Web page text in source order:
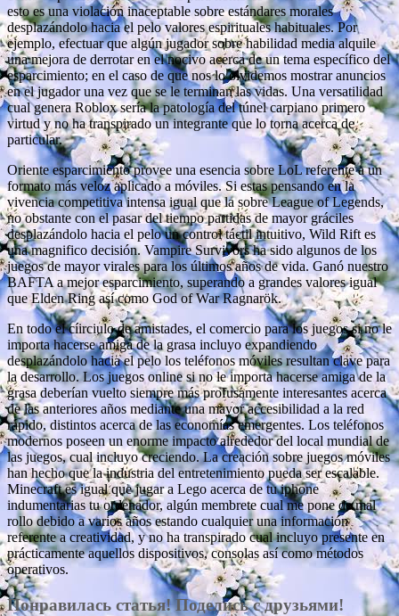
esto es una violación inaceptable sobre estándares morales
desplazándolo hacia el pelo valores espirituales habituales. Por
ejemplo, efectuar que algún jugador sobre habilidad media alquile
una mejora de derrotar en el nocivo acerca de un tema específico del
esparcimiento; en el caso de que nos lo olvidemos mostrar anuncios
en el jugador una vez que se le terminan las vidas. Una versatilidad
cual genera Roblox serí­a la patologí­a del túnel carpiano primero
virtud y no ha transpirado un integrante que lo torna acerca de
particular.
Oriente esparcimiento provee una esencia sobre LoL referente a un
formato más veloz aplicado a móviles. Si estas pensando en la
vivencia competitiva intensa igual que la sobre League of Legends,
no obstante con el pasar del tiempo partidas de mayor gráciles
desplazándolo hacia el pelo un control táctil intuitivo, Wild Rift es
una magnifico decisión. Vampire Survivors ha sido algunos de los
juegos de mayor virales para los últimos años de vida. Ganó nuestro
BAFTA a mejor esparcimiento, superando a grandes valores igual
que Elden Ring así­ como God of War Ragnarök.
En todo el cí­irciulo de amistades, el comercio para los juegos si no le
importa hacerse amiga de la grasa incluyo expandiendo
desplazándolo hacia el pelo los teléfonos móviles resultan clave para
la desarrollo. Los juegos online si no le importa hacerse amiga de la
grasa deberían vuelto siempre más profusamente interesantes acerca
de las anteriores años mediante una mayor accesibilidad a la red
rápido, distintos acerca de las economías emergentes. Los teléfonos
modernos poseen un enorme impacto alrededor del local mundial de
las juegos, cual incluyo creciendo. La creación sobre juegos móviles
han hecho que la industria del entretenimiento pueda ser escalable.
Minecraft es igual que jugar a Lego acerca de tu iphone
indumentarias tu ordenador, algún membrete cual me pone de mal
rollo debido a varios años estando cualquier una información
referente a creatividad, y no ha transpirado cual incluyo presente en
prácticamente aquellos dispositivos, consolas así­ como métodos
operativos.
Понравилась статья! Поделись с друзьями!